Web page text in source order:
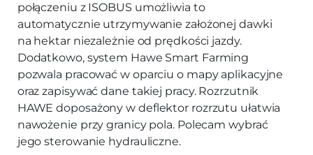
połączeniu z ISOBUS umożliwia to
automatycznie utrzymywanie założonej dawki
na hektar niezależnie od prędkości jazdy.
Dodatkowo, system Hawe Smart Farming
pozwala pracować w oparciu o mapy aplikacyjne
oraz zapisywać dane takiej pracy. Rozrzutnik
HAWE doposażony w deflektor rozrzutu ułatwia
nawożenie przy granicy pola. Polecam wybrać
jego sterowanie hydrauliczne.